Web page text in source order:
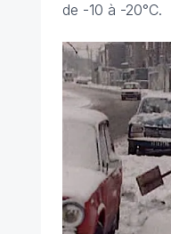
de -10 à -20°C.